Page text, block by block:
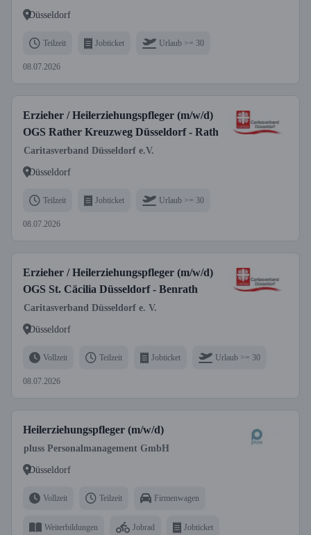
Düsseldorf
Teilzeit Jobticket Urlaub >= 30
08.07.2026
Erzieher / Heilerziehungspfleger (m/w/d)
OGS Rather Kreuzweg Düsseldorf - Rath
Caritasverband Düsseldorf e.V.
Düsseldorf
Teilzeit Jobticket Urlaub >= 30
08.07.2026
Erzieher / Heilerziehungspfleger (m/w/d)
OGS St. Cäcilia Düsseldorf - Benrath
Caritasverband Düsseldorf e. V.
Düsseldorf
Vollzeit Teilzeit Jobticket Urlaub >= 30
08.07.2026
Heilerziehungspfleger (m/w/d)
pluss Personalmanagement GmbH
Düsseldorf
Vollzeit Teilzeit Firmenwagen
Weiterbildungen Jobrad Jobticket